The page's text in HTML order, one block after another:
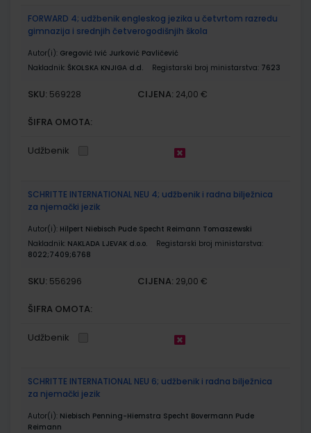
FORWARD 4; udžbenik engleskog jezika u četvrtom razredu
gimnazija i srednjih četverogodišnjih škola
Autor(i): Gregović Ivić Jurković Pavličević
Nakladnik: ŠKOLSKA KNJIGA d.d. Registarski broj ministarstva: 7623
SKU: 569228 CIJENA: 24,00 €
ŠIFRA OMOTA:
Udžbenik
SCHRITTE INTERNATIONAL NEU 4; udžbenik i radna bilježnica
za njemački jezik
Autor(i): Hilpert Niebisch Pude Specht Reimann Tomaszewski
Nakladnik: NAKLADA LJEVAK d.o.o.
Registarski broj ministarstva:
8022;7409;6768
SKU: 556296 CIJENA: 29,00 €
ŠIFRA OMOTA:
Udžbenik
SCHRITTE INTERNATIONAL NEU 6; udžbenik i radna bilježnica
za njemački jezik
Autor(i): Niebisch Penning-Hiemstra Specht Bovermann Pude
Reimann